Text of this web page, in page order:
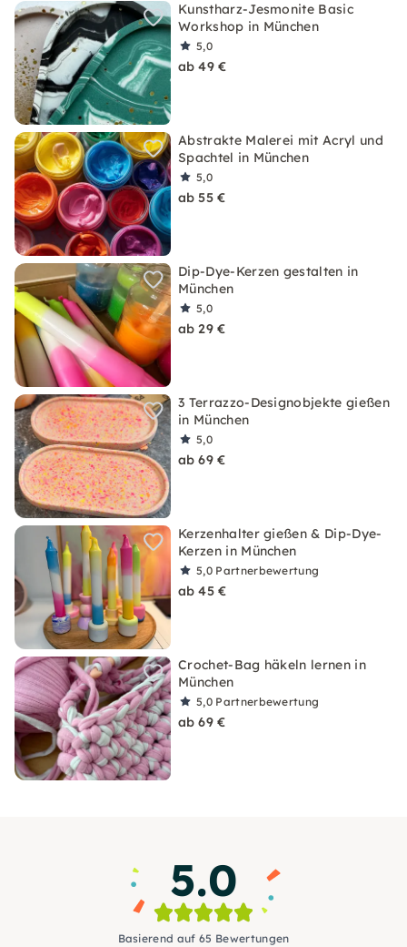
Kunstharz-Jesmonite Basic
Workshop in München
5,0
ab 49 €
Abstrakte Malerei mit Acryl und
Spachtel in München
5,0
ab 55 €
Dip-Dye-Kerzen gestalten in
München
5,0
ab 29 €
3 Terrazzo-Designobjekte gießen
in München
5,0
ab 69 €
Kerzenhalter gießen & Dip-Dye-
Kerzen in München
5,0 Partnerbewertung
ab 45 €
Crochet-Bag häkeln lernen in
München
5,0 Partnerbewertung
ab 69 €
5.0
Basierend auf 65 Bewertungen